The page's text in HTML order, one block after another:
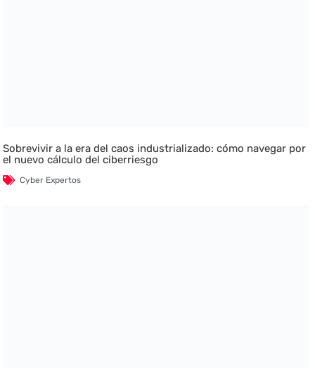
Sobrevivir a la era del caos industrializado: cómo navegar por
el nuevo cálculo del ciberriesgo
Cyber Expertos